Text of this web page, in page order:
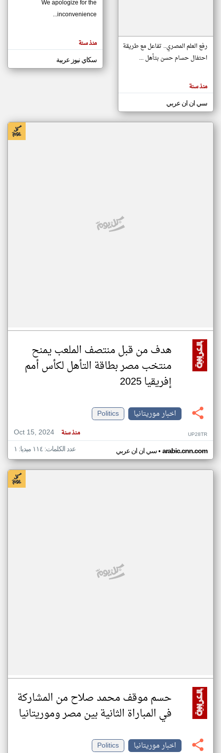
مصادر الأخبار من موريتانيا
اخبار موريتانيا على مدار الساعة
أهم اخبار موريتانيا العاجلة والمباشرة
المقالات
الموجوده
هنا عن
رفع العلم المصري.. تفاعل مع طريقة
احتفال حسام حسن بتأهل ...
منذ سنة
سي ان ان عربي
We apologize for the
inconvenience...
منذ سنة
سكاي نيوز عربية
هدف من قبل منتصف الملعب يمنح
منتخب مصر بطاقة التأهل لكأس أمم
إفريقيا 2025
اخبار موريتانيا
Politics
Oct 15, 2024
منذ سنة UP28TR
سي ان ان عربي• arabic.cnn.com عدد الكلمات: ١١٤ ميديا: ١
حسم موقف محمد صلاح من المشاركة
في المباراة الثانية بين مصر وموريتانيا
اخبار موريتانيا
Politics
klyoum.com